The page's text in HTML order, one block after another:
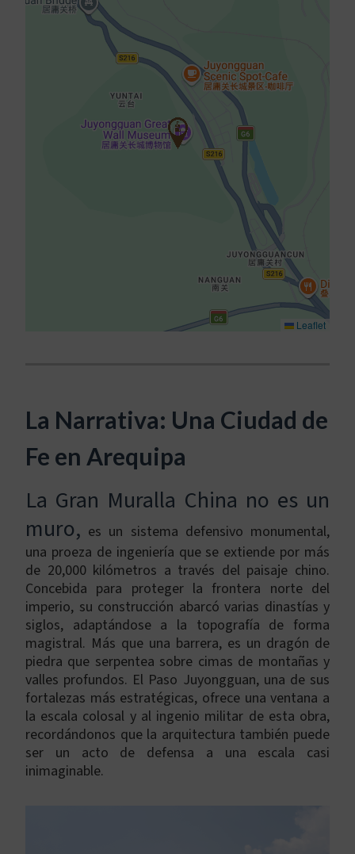
Leaflet
La Narrativa: Una Ciudad de
Fe en Arequipa
La Gran Muralla China no es un
muro, es un sistema defensivo monumental,
una proeza de ingeniería que se extiende por más
de 20,000 kilómetros a través del paisaje chino.
Concebida para proteger la frontera norte del
imperio, su construcción abarcó varias dinastías y
siglos, adaptándose a la topografía de forma
magistral. Más que una barrera, es un dragón de
piedra que serpentea sobre cimas de montañas y
valles profundos. El Paso Juyongguan, una de sus
fortalezas más estratégicas, ofrece una ventana a
la escala colosal y al ingenio militar de esta obra,
recordándonos que la arquitectura también puede
ser un acto de defensa a una escala casi
inimaginable.